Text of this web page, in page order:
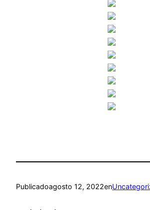
Publicadoagosto 12, 2022en